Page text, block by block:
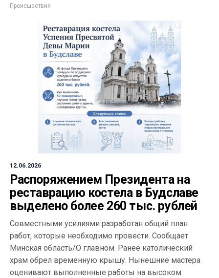
Происшествия
12.06.2026
Распоряжением Президента на
реставрацию костела в Будславе
выделено более 260 тыс. рублей
Совместными усилиями разработан общий план
работ, которые необходимо провести. Сообщает
Минская область/О главном. Ранее католический
храм обрел временную крышу. Нынешние мастера
оценивают выполненные работы на высоком